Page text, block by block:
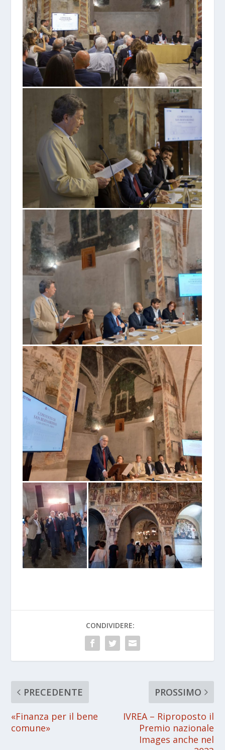
CONDIVIDERE:
PRECEDENTE
«Finanza per il bene
comune»
PROSSIMO
IVREA – Riproposto il
Premio nazionale
Images anche nel